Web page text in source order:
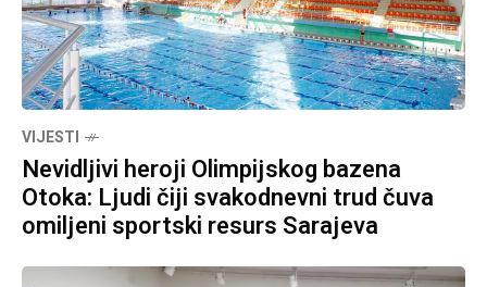
VIJESTI
Nevidljivi heroji Olimpijskog bazena
Otoka: Ljudi čiji svakodnevni trud čuva
omiljeni sportski resurs Sarajeva